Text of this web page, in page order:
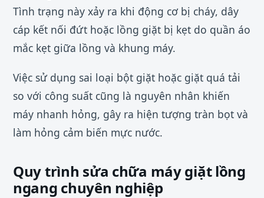
Tình trạng này xảy ra khi động cơ bị cháy, dây
cáp kết nối đứt hoặc lồng giặt bị kẹt do quần áo
mắc kẹt giữa lồng và khung máy.
Việc sử dụng sai loại bột giặt hoặc giặt quá tải
so với công suất cũng là nguyên nhân khiến
máy nhanh hỏng, gây ra hiện tượng tràn bọt và
làm hỏng cảm biến mực nước.
Quy trình sửa chữa máy giặt lồng
ngang chuyên nghiệp